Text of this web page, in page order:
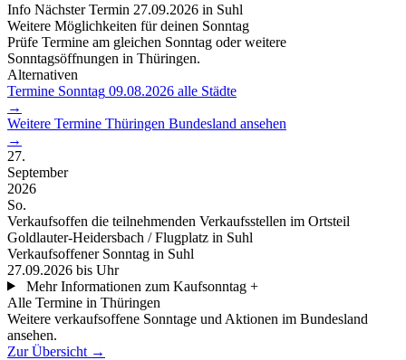
Info Nächster Termin 27.09.2026 in Suhl
Weitere Möglichkeiten für deinen Sonntag
Prüfe Termine am gleichen Sonntag oder weitere
Sonntagsöffnungen in Thüringen.
Alternativen
Termine Sonntag 09.08.2026 alle Städte
→
Weitere Termine Thüringen Bundesland ansehen
→
27.
September
2026
So.
Verkaufsoffen die teilnehmenden Verkaufsstellen im Ortsteil
Goldlauter-Heidersbach / Flugplatz in Suhl
Verkaufsoffener Sonntag in Suhl
27.09.2026 bis Uhr
Mehr Informationen zum Kaufsonntag +
Alle Termine in Thüringen
Weitere verkaufsoffene Sonntage und Aktionen im Bundesland
ansehen.
Zur Übersicht →